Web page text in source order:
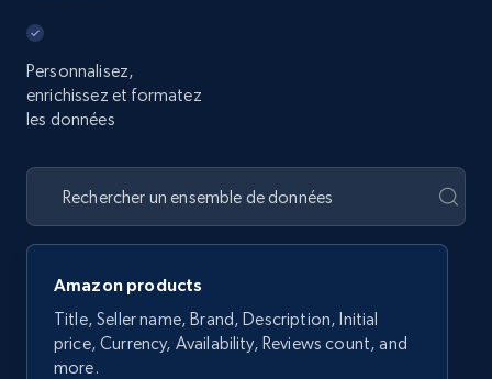
Personnalisez,
enrichissez et formatez
les données
Amazon products
Title, Seller name, Brand, Description, Initial
price, Currency, Availability, Reviews count, and
more.